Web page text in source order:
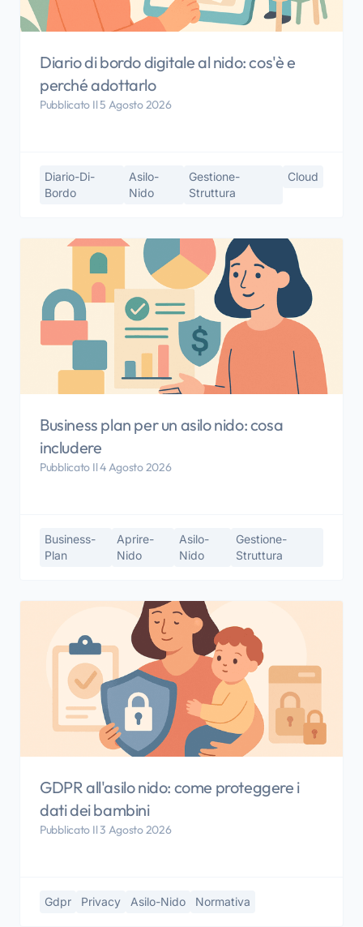
Diario di bordo digitale al nido: cos'è e
perché adottarlo
Pubblicato Il 5 Agosto 2026
Diario-Di-
Bordo
Asilo-
Nido
Gestione-
Struttura
Cloud
Business plan per un asilo nido: cosa
includere
Pubblicato Il 4 Agosto 2026
Business-
Plan
Aprire-
Nido
Asilo-
Nido
Gestione-
Struttura
GDPR all'asilo nido: come proteggere i
dati dei bambini
Pubblicato Il 3 Agosto 2026
Gdpr Privacy Asilo-Nido Normativa